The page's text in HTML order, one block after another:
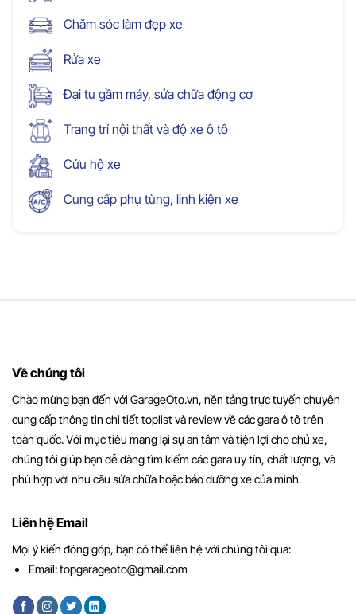
Chăm sóc làm đẹp xe
Rửa xe
Đại tu gầm máy, sửa chữa động cơ
Trang trí nội thất và độ xe ô tô
Cứu hộ xe
Cung cấp phụ tùng, linh kiện xe
Về chúng tôi
Chào mừng bạn đến với GarageOto.vn, nền tảng trực tuyến chuyên
cung cấp thông tin chi tiết toplist và review về các gara ô tô trên
toàn quốc. Với mục tiêu mang lại sự an tâm và tiện lợi cho chủ xe,
chúng tôi giúp bạn dễ dàng tìm kiếm các gara uy tín, chất lượng, và
phù hợp với nhu cầu sửa chữa hoặc bảo dưỡng xe của mình.
Liên hệ Email
Mọi ý kiến đóng góp, bạn có thể liên hệ với chúng tôi qua:
Email:topgarageoto@gmail.com